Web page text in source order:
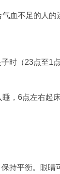
血不足的人的
时（23点至1
，6点左右起
持平衡。眼